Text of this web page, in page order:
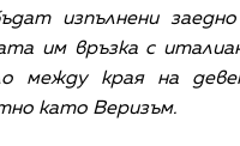
изпълнени
им връзка с
между края на
като Веризъм.